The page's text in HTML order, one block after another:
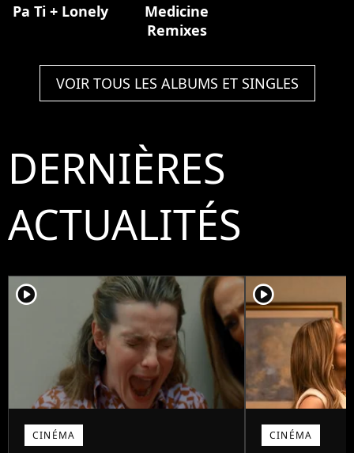
Pa Ti + Lonely
Medicine
Remixes
VOIR TOUS LES ALBUMS ET SINGLES
DERNIÈRES
ACTUALITÉS
player2
CINÉMA
player2
CINÉMA